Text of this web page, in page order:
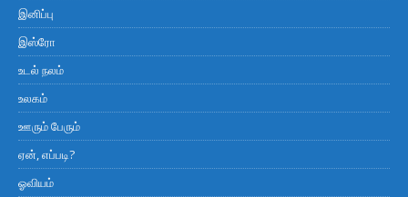
இனிப்பு
இஸ்ரோ
உடல் நலம்
உலகம்
ஊரும் பேரும்
ஏன், எப்படி?
ஓவியம்